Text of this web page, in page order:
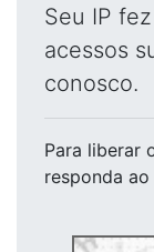
Seu IP
acessos
conosco.
Para liberar
responda